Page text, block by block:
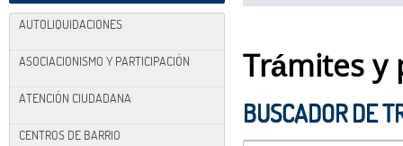
AUTOLIQUIDACIONES
ASOCIACIONISMO Y PARTICIPACIÓN
ATENCIÓN CIUDADANA
CENTROS DE BARRIO
Trámites y
BUSCADOR DE